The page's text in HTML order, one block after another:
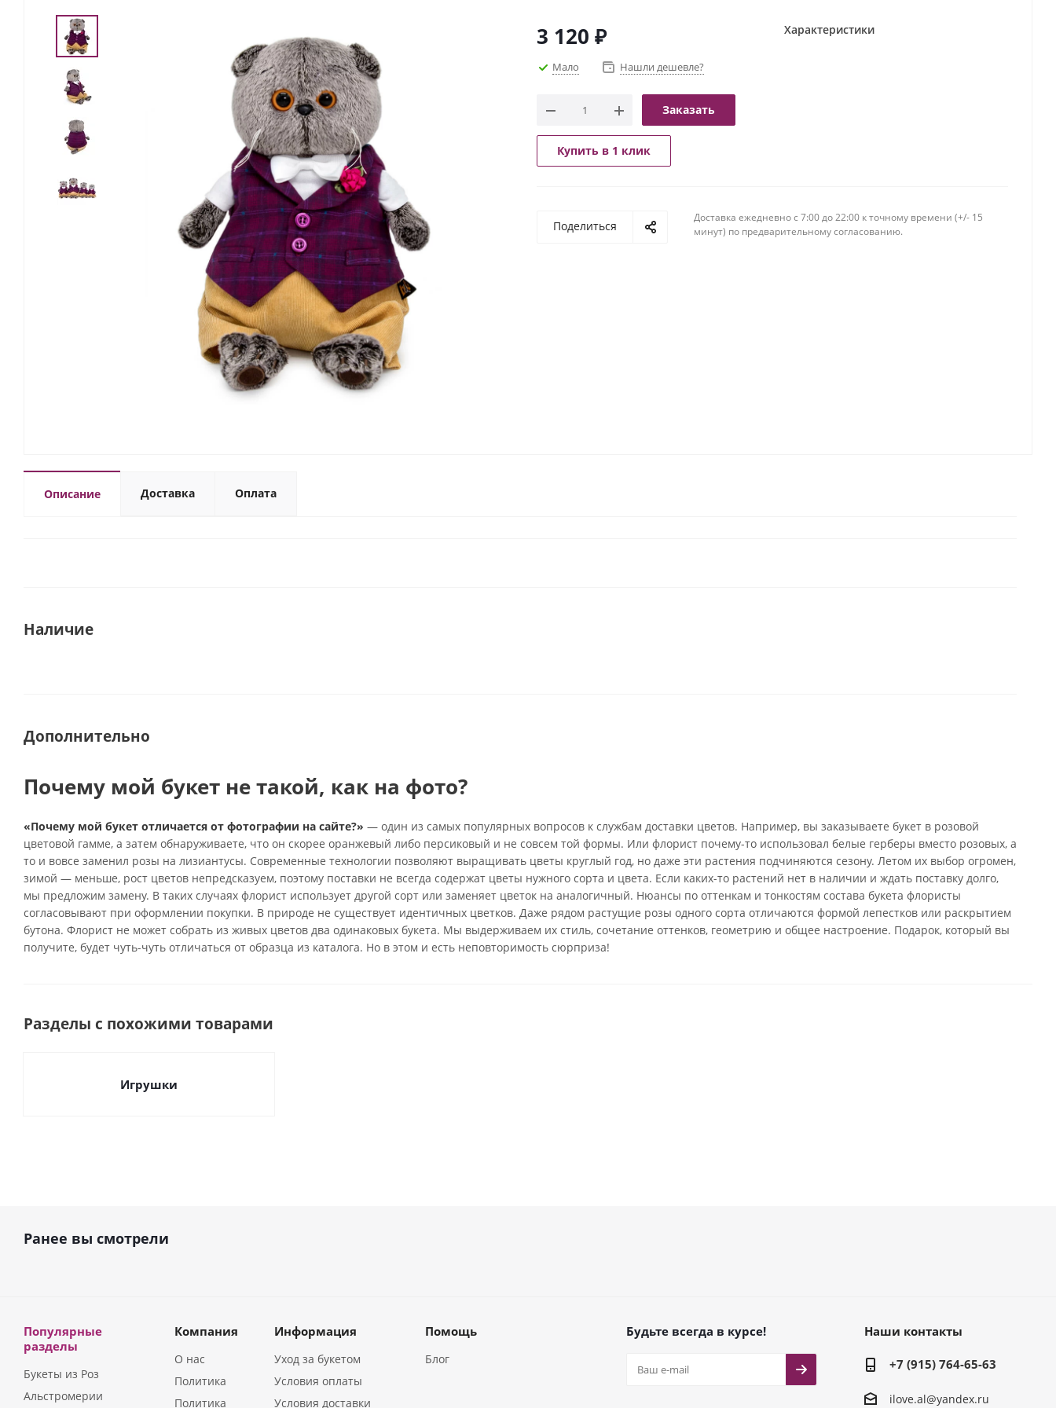
3 120 ₽
Мало Нашли дешевле?
Заказать
Купить в 1 клик
Характеристики
Поделиться
Доставка ежедневно c 7:00 до 22:00 к точному времени (+/- 15
минут) по предварительному согласованию.
Описание Доставка Оплата
Наличие
Дополнительно
Почему мой букет не такой, как на фото?
«Почему мой букет отличается от фотографии на сайте?» — один из самых популярных вопросов к службам доставки цветов. Например, вы заказываете букет в розовой
цветовой гамме, а затем обнаруживаете, что он скорее оранжевый либо персиковый и не совсем той формы. Или флорист почему-то использовал белые герберы вместо розовых, а
то и вовсе заменил розы на лизиантусы. Современные технологии позволяют выращивать цветы круглый год, но даже эти растения подчиняются сезону. Летом их выбор огромен,
зимой — меньше, рост цветов непредсказуем, поэтому поставки не всегда содержат цветы нужного сорта и цвета. Если каких-то растений нет в наличии и ждать поставку долго,
мы предложим замену. В таких случаях флорист использует другой сорт или заменяет цветок на аналогичный. Нюансы по оттенкам и тонкостям состава букета флористы
согласовывают при оформлении покупки. В природе не существует идентичных цветков. Даже рядом растущие розы одного сорта отличаются формой лепестков или раскрытием
бутона. Флорист не может собрать из живых цветов два одинаковых букета. Мы выдерживаем их стиль, сочетание оттенков, геометрию и общее настроение. Подарок, который вы
получите, будет чуть-чуть отличаться от образца из каталога. Но в этом и есть неповторимость сюрприза!
Разделы с похожими товарами
Игрушки
Ранее вы смотрели
Популярные
разделы
Букеты из Роз
Альстромерии
Компания
О нас
Политика
Политика
Информация
Уход за букетом
Условия оплаты
Условия доставки
Помощь
Блог
Будьте всегда в курсе! Наши контакты
+7 (915) 764-65-63
ilove.al@yandex.ru